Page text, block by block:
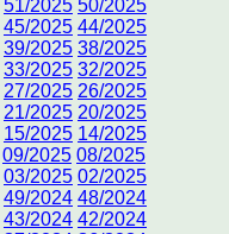
51/2025 50/2025
45/2025 44/2025
39/2025 38/2025
33/2025 32/2025
27/2025 26/2025
21/2025 20/2025
15/2025 14/2025
09/2025 08/2025
03/2025 02/2025
49/2024 48/2024
43/2024 42/2024